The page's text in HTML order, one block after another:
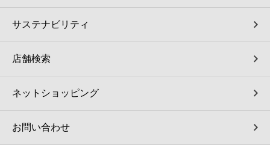
サステナビリティ
店舗検索
ネットショッピング
お問い合わせ